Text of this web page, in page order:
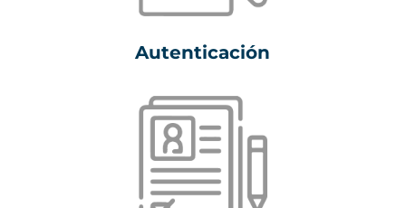
Autenticación